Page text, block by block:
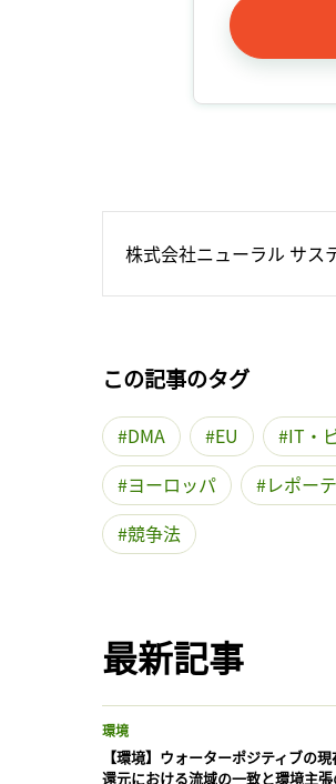
株式会社ニューラル サス
この記事のタグ
DMA EU IT・
ヨーロッパ
レポー
競争法
最新記事
環境
【環境】ウォーターポジティブの
還元における流域の一致と環境主